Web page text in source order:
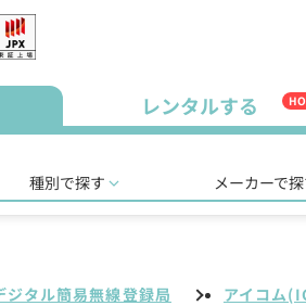
レンタルする
種別で探す メーカーで
ジタル簡易無線登録局 アイコム